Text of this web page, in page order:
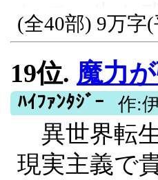
れて、生き
びであるメ
妹の為に。
に何がある
は、ルク
まま。 こ
(全40部) 9万字
19位. 魔力が強
ﾊｲﾌｧﾝﾀｼﾞｰ 作:
異世界転
現実主義で